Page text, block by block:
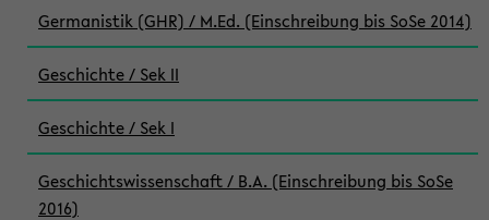
Germanistik (GHR) / M.Ed. (Einschreibung bis SoSe 2014)
Geschichte / Sek II
Geschichte / Sek I
Geschichtswissenschaft / B.A. (Einschreibung bis SoSe
2016)